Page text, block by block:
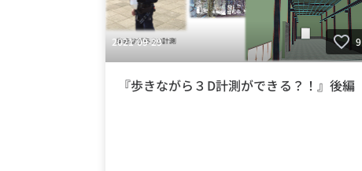
2021-09-29 9
『歩きながら３D計測ができる？！』後編